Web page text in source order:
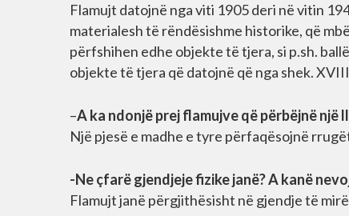
Flamujt datojnë nga viti 1905 deri në vitin
materialesh të rëndësishme historike, që
përfshihen edhe objekte të tjera, si p.sh.
objekte të tjera që datojnë që nga shek.
–A ka ndonjë prej flamujve që përbëjnë
Një pjesë e madhe e tyre përfaqësojnë
-Ne çfarë gjendjeje fizike janë? A kanë
Flamujt janë përgjithësisht në gjendje të